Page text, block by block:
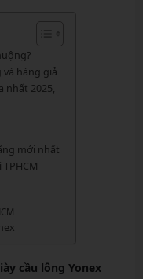
và hàng giả
nhất 2025,
mới nhất
cầu lông Yonex